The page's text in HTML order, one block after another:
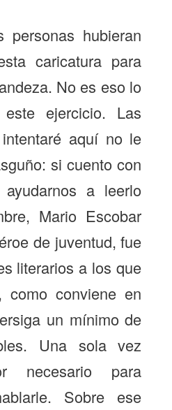
personas hubieran
caricatura para
No es eso lo
ejercicio. Las
aquí no le
si cuento con
a leerlo
Mario Escobar
de juventud, fue
literarios a los que
como conviene en
un mínimo de
Una sola vez
necesario para
Sobre ese